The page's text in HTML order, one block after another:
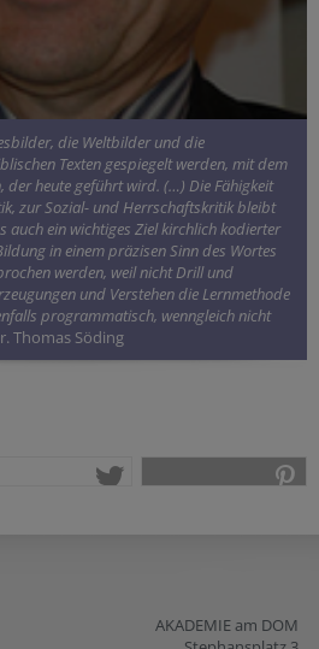
die Weltbilder und die
Texten gespiegelt werden, mit dem
heute geführt wird. (…) Die Fähigkeit
zur Sozial- und Herrschaftskritik bleibt
auch ein wichtiges Ziel kirchlich kodierter
in einem präzisen Sinn des Wortes
werden, weil nicht Drill und
und Verstehen die Lernmethode
programmatisch, wenngleich nicht
Thomas Söding
AKADEMIE am DOM